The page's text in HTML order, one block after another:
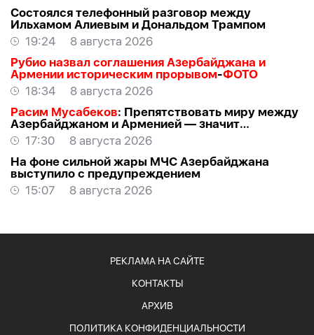
Состоялся телефонный разговор между
Ильхамом Алиевым и Дональдом Трампом
19:24
8 августа 2026
Рубио назвал соглашения Азербайджана и
Армении историческим прорывом-ФОТО
18:34
8 августа 2026
Расим Мусабеков: Препятствовать миру между
Азербайджаном и Арменией — значит
создавать проблемы самим себе -
17:30
8 августа 2026
На фоне сильной жары МЧС Азербайджана
выступило с предупреждением
15:07
8 августа 2026
РЕКЛАМА НА САЙТЕ
КОНТАКТЫ
АРХИВ
ПОЛИТИКА КОНФИДЕНЦИАЛЬНОСТИ